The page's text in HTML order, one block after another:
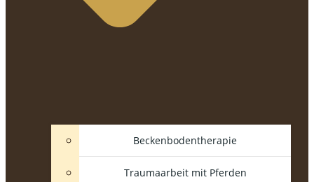
Beckenbodentherapie
Traumaarbeit mit Pferden